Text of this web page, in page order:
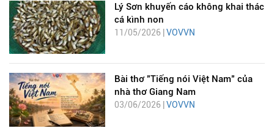
Lý Sơn khuyến cáo không khai thác
cá kình non
11/05/2026 |VOVVN
Bài thơ "Tiếng nói Việt Nam" của
nhà thơ Giang Nam
03/06/2026 | VOVVN